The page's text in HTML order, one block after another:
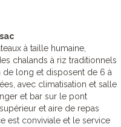
à taille humaine,
chalands à riz traditionnels
de long et disposent de 6 à
avec climatisation et salle
et bar sur le pont
et aire de repas
est conviviale et le service